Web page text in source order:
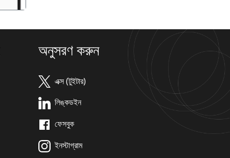
অনুসরণ করুন
এক্স (টুইটার)
লিঙ্কডইন
ফেসবুক
ইনস্টাগ্রাম